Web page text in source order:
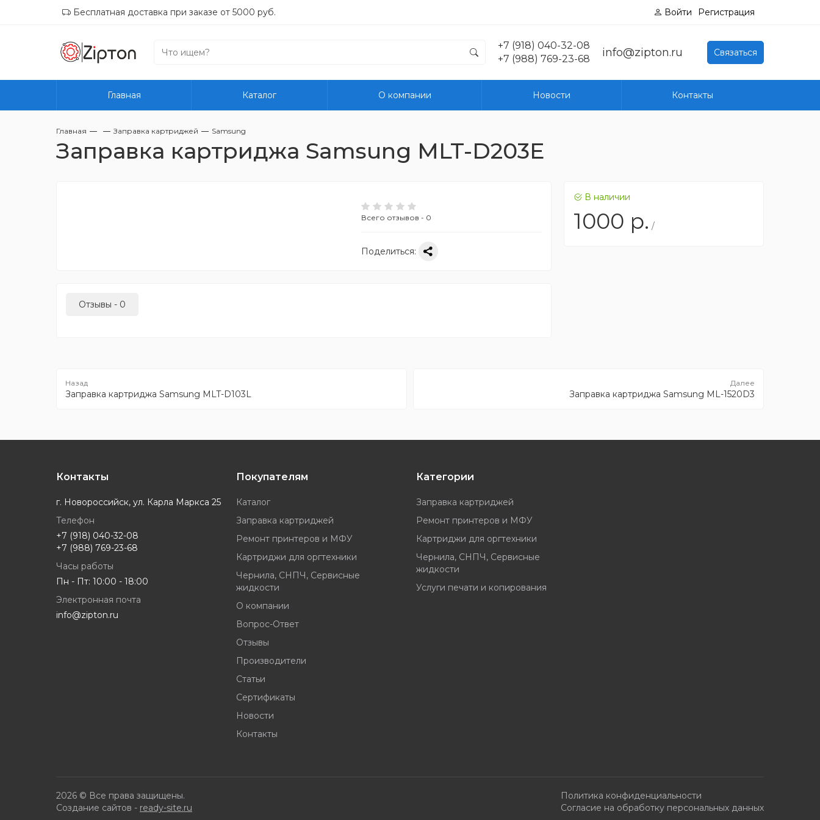
Бесплатная доставка при заказе от 5000 руб. Войти Регистрация
+7 (918) 040-32-08
+7 (988) 769-23-68
info@zipton.ru Связаться
Главная Каталог О компании Новости Контакты
Главная Заправка картриджей Samsung
Заправка картриджа Samsung MLT-D203E
Всего отзывов - 0
Поделиться:
В наличии
1000 р. /
Отзывы - 0
Заправка картриджа Samsung MLT-D103L Заправка картриджа Samsung ML-1520D3
Контакты
г. Новороссийск, ул. Карла Маркса 25
Телефон
+7 (918) 040-32-08
+7 (988) 769-23-68
Часы работы
Пн - Пт: 10:00 - 18:00
Электронная почта
info@zipton.ru
Покупателям
Каталог
Заправка картриджей
Ремонт принтеров и МФУ
Картриджи для оргтехники
Чернила, СНПЧ, Сервисные
жидкости
О компании
Вопрос-Ответ
Отзывы
Производители
Статьи
Сертификаты
Новости
Контакты
Категории
Заправка картриджей
Ремонт принтеров и МФУ
Картриджи для оргтехники
Чернила, СНПЧ, Сервисные
жидкости
Услуги печати и копирования
2026 © Все права защищены.
Создание сайтов - ready-site.ru
Политика конфиденциальности
Согласие на обработку персональных данных